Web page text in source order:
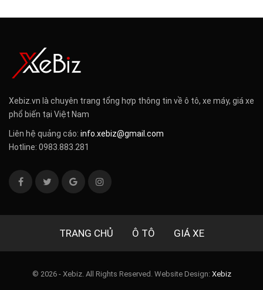
Xebiz.vn là chuyên trang tổng hợp thông tin về ô tô, xe máy, giá xe
phổ biến tại Việt Nam
Liên hệ quảng cáo: info.xebiz@gmail.com
Hotline: 0983.883.281
TRANG CHỦ Ô TÔ GIÁ XE
© 2026 - Xebiz. All Rights Reserved. Website Design: Xebiz